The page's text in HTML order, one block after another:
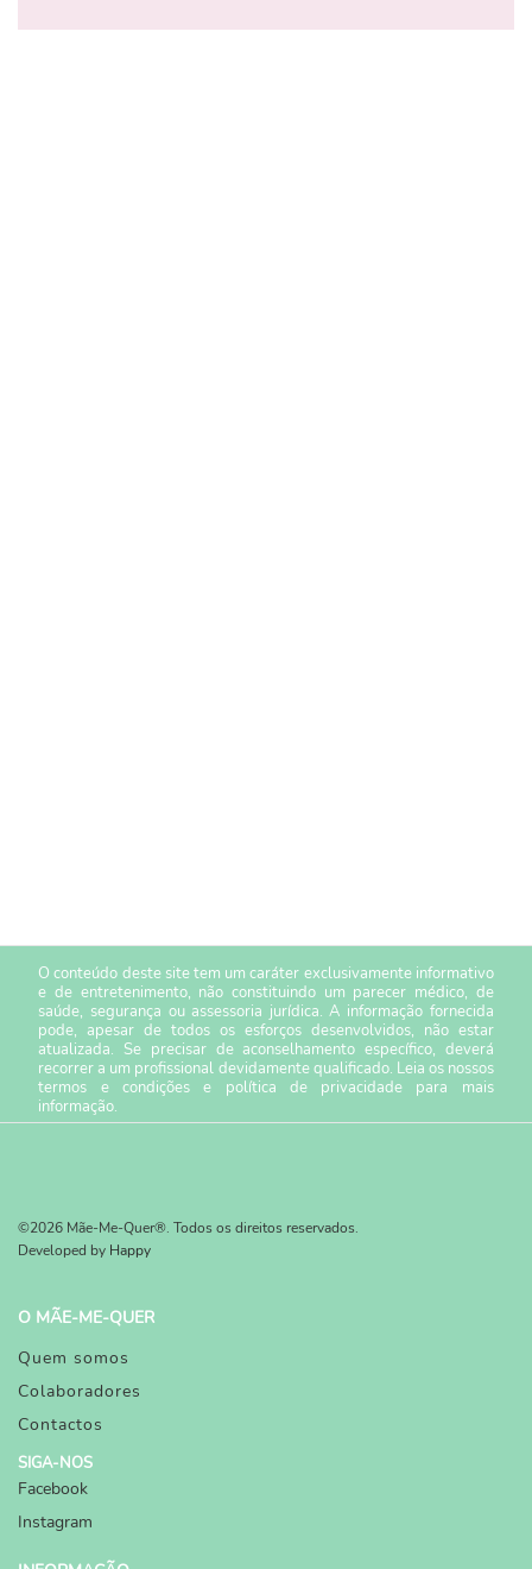
O conteúdo deste site tem um caráter exclusivamente informativo
e de entretenimento, não constituindo um parecer médico, de
saúde, segurança ou assessoria jurídica. A informação fornecida
pode, apesar de todos os esforços desenvolvidos, não estar
atualizada. Se precisar de aconselhamento específico, deverá
recorrer a um profissional devidamente qualificado. Leia os nossos
termos e condiçõese política de privacidade para mais
informação.
©2026 Mãe-Me-Quer®. Todos os direitos reservados.
Developed by Happy
O MÃE-ME-QUER
Quem somos
Colaboradores
Contactos
SIGA-NOS
Facebook
Instagram